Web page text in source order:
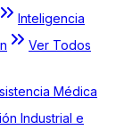
Inteligencia
Ver Todos
Médica
Industrial e